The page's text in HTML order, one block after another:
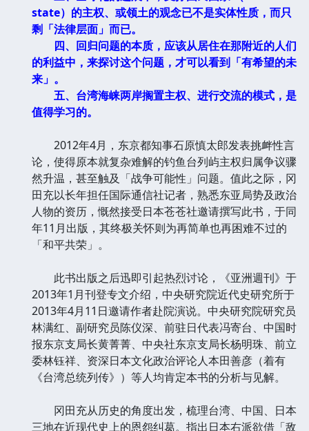
state）的主权、或领土的观念已不是实体性质，而只
剩「法律层面」而已。
四、回归问题的本质，应该从居住在那附近的人们
的利益中，来探讨这个问题，才可以看到「有希望的未
来」。
五、台湾海崃两岸搁置主权、进行交流的模式，是
值得学习的。
2012年4月，东京都知事石原慎太郎发表挑衅性言
论，使得原本就复杂难解的钓鱼台列屿主权归属争议骤
然升温，甚至触及「战争可能性」问题。值此之际，冈
田充以长年担任国际通信社记者，熟悉东亚局势及政治
人物的资历，慨然接受日本苍苍社邀请撰写此书，于同
年11月出版，其终极关怀则为再简单也再困难不过的
「和平共荣」。
此书出版之后迅即引起热烈讨论，《亚洲週刊》于
2013年1月刊登专文介绍，中央研究院近代史研究所于
2013年4月11日邀请作者赴院演说。中央研究院研究员
林满红、副研究员陈仪深、前驻日代表冯寄台、中国时
报东京支局长黄菁菁、中央社东京支局长杨明珠、前立
委林钰祥、资深日本文化政治评论人本田善彦（着有
《台湾总统列传》）等人均肯定本书的分析与见解。
冈田充从历史的角度出发，梳理台湾、中国、日本
三地在近现代史上的恩怨纠葛。指出日本右派欲借「敌